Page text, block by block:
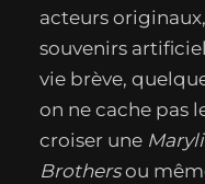
acteurs
souvenirs
vie brève,
on ne cache pas
croiser une
Brothersou